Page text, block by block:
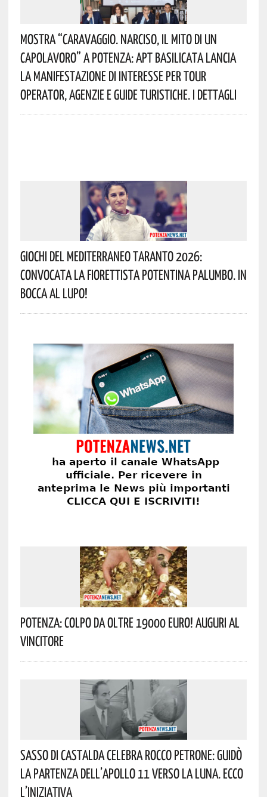
Mostra “Caravaggio. Narciso, Il Mito Di Un
Capolavoro” A Potenza: APT Basilicata Lancia
La Manifestazione Di Interesse Per Tour
Operator, Agenzie E Guide Turistiche. I Dettagli
Giochi Del Mediterraneo Taranto 2026:
Convocata La Fiorettista Potentina Palumbo. In
Bocca Al Lupo!
Potenza: Colpo Da Oltre 19000 Euro! Auguri Al
Vincitore
Sasso Di Castalda Celebra Rocco Petrone: Guidò
La Partenza Dell’Apollo 11 Verso La Luna. Ecco
L’iniziativa